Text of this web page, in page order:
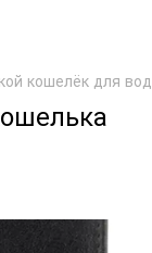
кошелёк для